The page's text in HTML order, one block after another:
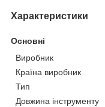
Характеристики
Основні
Виробник
Країна виробник
Тип
Довжина інструменту